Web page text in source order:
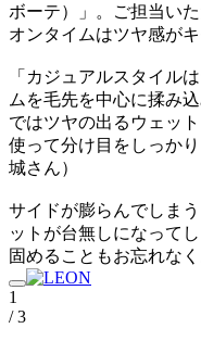
ボーテ）」。ご担当い
オンタイムはツヤ感がキ
「カジュアルスタイル
ムを毛先を中心に揉み
ではツヤの出るウェッ
使って分け目をしっか
城さん）
サイドが膨らんでしま
ットが台無しになって
固めることもお忘れなく
1
/ 3